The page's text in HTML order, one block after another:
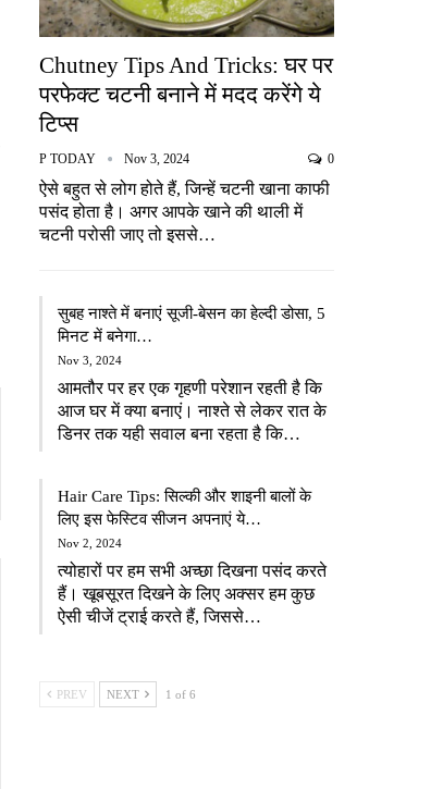
Chutney Tips And Tricks: घर पर
परफेक्ट चटनी बनाने में मदद करेंगे ये
टिप्स
P TODAY Nov 3, 2024 0
ऐसे बहुत से लोग होते हैं, जिन्हें चटनी खाना काफी
पसंद होता है। अगर आपके खाने की थाली में
चटनी परोसी जाए तो इससे…
सुबह नाश्ते में बनाएं सूजी-बेसन का हेल्दी डोसा, 5
मिनट में बनेगा…
Nov 3, 2024
आमतौर पर हर एक गृहणी परेशान रहती है कि
आज घर में क्या बनाएं। नाश्ते से लेकर रात के
डिनर तक यही सवाल बना रहता है कि…
Hair Care Tips: सिल्की और शाइनी बालों के
लिए इस फेस्टिव सीजन अपनाएं ये…
Nov 2, 2024
त्योहारों पर हम सभी अच्छा दिखना पसंद करते
हैं। खूबसूरत दिखने के लिए अक्सर हम कुछ
ऐसी चीजें ट्राई करते हैं, जिससे…
PREV NEXT 1 of 6